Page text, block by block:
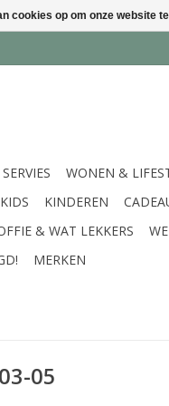
SERVIES WONEN &
KINDEREN
& WAT LEKKERS
MERKEN
05
cookies op om onze website